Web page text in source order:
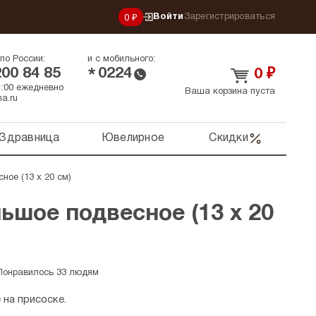
0 ₽ Войти Зарегистрироваться
России:
84 85
и с мобильного:
* 0224
ежедневно
0 ₽
Ваша корзина пуста
Ювелирное Скидки
(13 х 20 см)
подвесное (13 х 20
Понравилось 33 людям
присоске.